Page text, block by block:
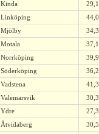
Kinda
29,1
Linköping
44,0
Mjölby
34,3
Motala
37,1
Norrköping
39,9
Söderköping
36,2
Vadstena
41,3
Valemarsvik
30,3
Ydre
27,3
Åtvidaberg
30,5